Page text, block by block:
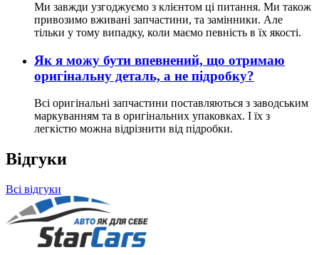
Ми завжди узгоджуємо з клієнтом ці питання. Ми також
привозимо вживані запчастини, та замінники. Але
тільки у тому випадку, коли маємо певність в їх якості.
Як я можу бути впевнений, що отримаю
оригінальну деталь, а не підробку?
Всі оригінальні запчастини поставляються з заводським
маркуванням та в оригінальних упаковках. І їх з
легкістю можна відрізнити від підробки.
Відгуки
Всі відгуки